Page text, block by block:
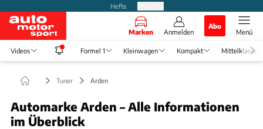
Hefte
Marken Anmelden
Abo
Menü
Videos Formel 1 Kleinwagen Kompakt Mittelklasse
Tuner Arden
Automarke Arden – Alle Informationen
im Überblick